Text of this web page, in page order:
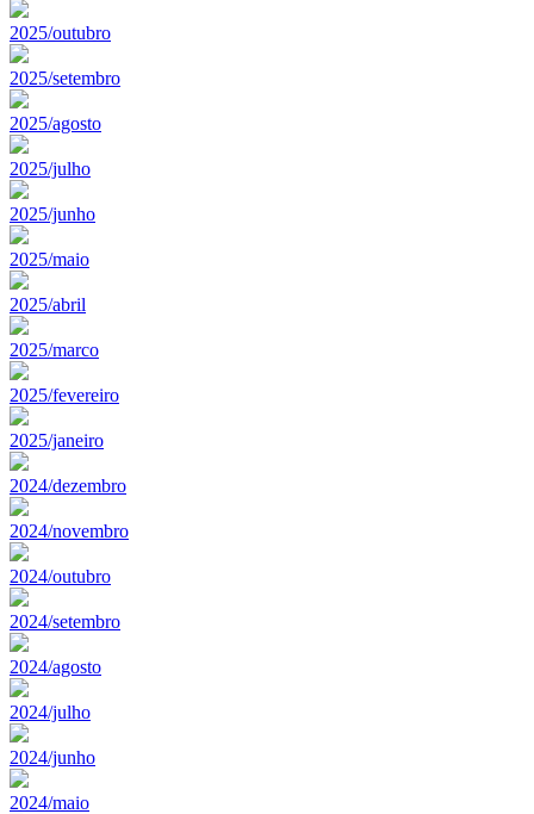
2025/outubro
2025/setembro
2025/agosto
2025/julho
2025/junho
2025/maio
2025/abril
2025/marco
2025/fevereiro
2025/janeiro
2024/dezembro
2024/novembro
2024/outubro
2024/setembro
2024/agosto
2024/julho
2024/junho
2024/maio